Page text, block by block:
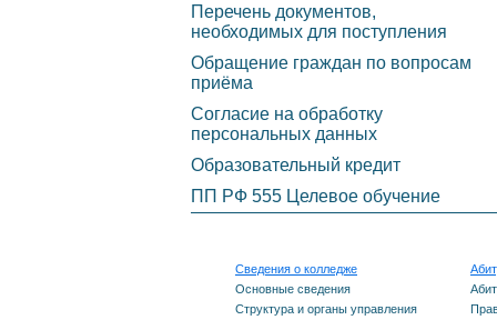
Наставничество
Трудоустройство
выпускников
воспитательной работе
по
Перечень документов,
необходимых для поступления
Обращение граждан по вопросам
приёма
Согласие на обработку
персональных данных
Образовательный кредит
ПП РФ 555 Целевое обучение
Сведения о колледже
Основные сведения
Структура и органы управления